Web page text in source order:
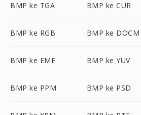
BMP ke TGA BMP ke CUR
BMP ke RGB BMP ke DOCM
BMP ke EMF BMP ke YUV
BMP ke PPM BMP ke PSD